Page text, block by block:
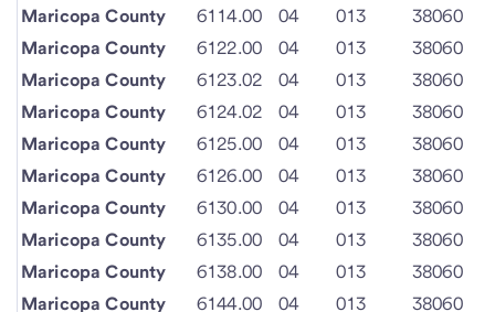
Maricopa County
6114.00 04 013
38060
Maricopa County
6122.00 04 013
38060
Maricopa County
6123.02 04 013
38060
Maricopa County
6124.02 04 013
38060
Maricopa County
6125.00 04 013
38060
Maricopa County
6126.00 04 013
38060
Maricopa County
6130.00 04 013
38060
Maricopa County
6135.00 04 013
38060
Maricopa County
6138.00 04 013
38060
Maricopa County
6144.00 04 013
38060